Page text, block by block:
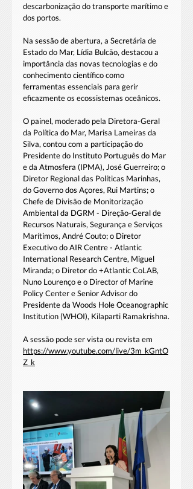
descarbonização do transporte marítimo e
dos portos.
Na sessão de abertura, a Secretária de
Estado do Mar, Lídia Bulcão, destacou a
importância das novas tecnologias e do
conhecimento científico como
ferramentas essenciais para gerir
eficazmente os ecossistemas oceânicos.
O painel, moderado pela Diretora-Geral
da Política do Mar, Marisa Lameiras da
Silva, contou com a participação do
Presidente do Instituto Português do Mar
e da Atmosfera (IPMA), José Guerreiro; o
Diretor Regional das Políticas Marinhas,
do Governo dos Açores, Rui Martins; o
Chefe de Divisão de Monitorização
Ambiental da DGRM - Direção-Geral de
Recursos Naturais, Segurança e Serviços
Marítimos, André Couto; o Diretor
Executivo do AIR Centre - Atlantic
International Research Centre, Miguel
Miranda; o Diretor do +Atlantic CoLAB,
Nuno Lourenço e o Director of Marine
Policy Center e Senior Advisor do
Presidente da Woods Hole Oceanographic
Institution (WHOI), Kilaparti Ramakrishna.
A sessão pode ser vista ou revista em
https://www.youtube.com/live/3m_kGntO
Z_k